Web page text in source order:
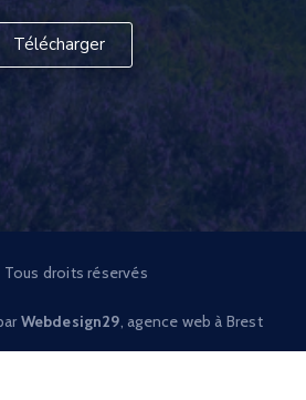
Télécharger
droits réservés
Webdesign29, agence web à Brest